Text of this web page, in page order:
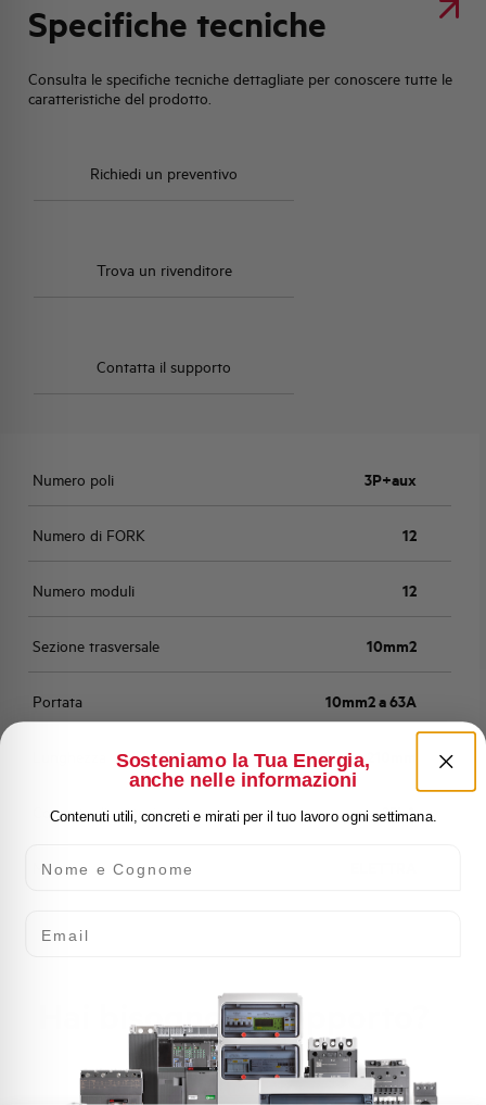
Specifiche tecniche
Consulta le specifiche tecniche dettagliate per conoscere tutte le
caratteristiche del prodotto.
Richiedi un preventivo
Trova un rivenditore
Contatta il supporto
Numero poli 3P+aux
Numero di FORK 12
Numero moduli 12
Sezione trasversale 10mm2
Portata 10mm2 a 63A
Corrente di cortocircuito 25kA
Marca
Hai bisogno di supporto?
Sosteniamo la Tua Energia,
anche nelle informazioni
Contenuti utili, concreti e mirati per il tuo lavoro ogni settimana.